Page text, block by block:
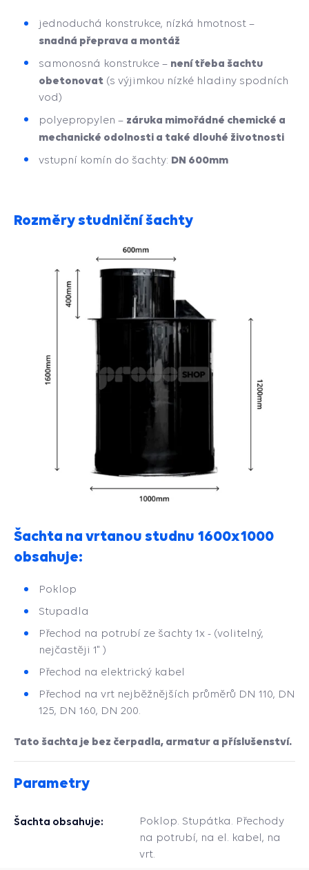
jednoduchá konstrukce, nízká hmotnost –
snadná přeprava a montáž
samonosná konstrukce – není třeba šachtu
obetonovat (s výjimkou nízké hladiny spodních
vod)
polyepropylen – záruka mimořádné chemické a
mechanické odolnosti a také dlouhé životnosti
vstupní komín do šachty: DN 600mm
Rozměry studniční šachty
Šachta na vrtanou studnu 1600x1000
obsahuje:
Poklop
Stupadla
Přechod na potrubí ze šachty 1x - (volitelný,
nejčastěji 1" )
Přechod na elektrický kabel
Přechod na vrt nejběžnějších průměrů DN 110, DN
125, DN 160, DN 200.
Tato šachta je bez čerpadla, armatur a příslušenství.
Parametry
Šachta obsahuje:
Poklop. Stupátka. Přechody
na potrubí, na el. kabel, na
vrt.